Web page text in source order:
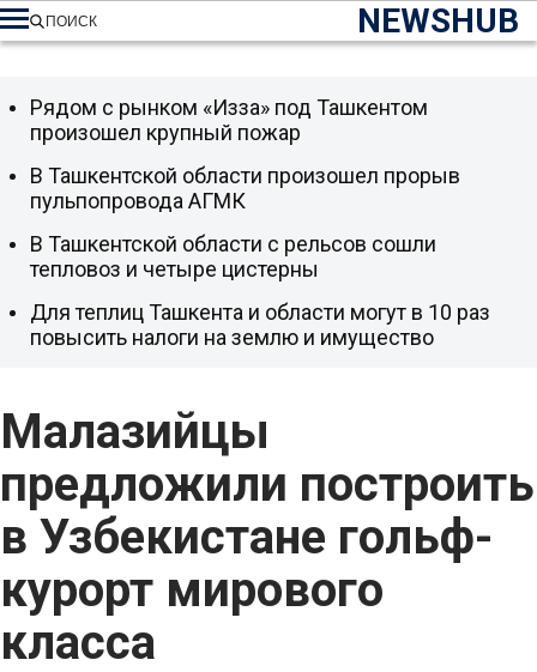
NEWSHUB
ПОИСК
Малазийцы
предложили построить
в Узбекистане гольф-
курорт мирового
класса
Рядом с рынком «Изза» под Ташкентом
произошел крупный пожар
В Ташкентской области произошел прорыв
пульпопровода АГМК
В Ташкентской области с рельсов сошли
тепловоз и четыре цистерны
Для теплиц Ташкента и области могут в 10 раз
повысить налоги на землю и имущество